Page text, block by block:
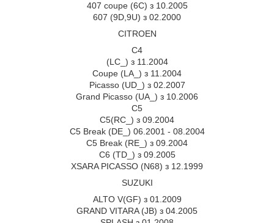
407 coupe (6C) з 10.2005
607 (9D,9U) з 02.2000
CITROEN
C4
(LC_) з 11.2004
Coupe (LA_) з 11.2004
Picasso (UD_) з 02.2007
Grand Picasso (UA_) з 10.2006
C5
C5(RC_) з 09.2004
C5 Break (DE_) 06.2001 - 08.2004
C5 Break (RE_) з 09.2004
C6 (TD_) з 09.2005
XSARA PICASSO (N68) з 12.1999
SUZUKI
ALTO V(GF) з 01.2009
GRAND VITARA (JB) з 04.2005